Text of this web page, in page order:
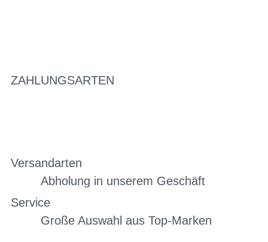
ZAHLUNGSARTEN
Versandarten
Abholung in unserem Geschäft
Service
Große Auswahl aus Top-Marken